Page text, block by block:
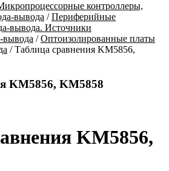
контроллеры,
вывода /Периферийные
вывода. Источники
вывода /Оптоизолированные платы
/ Таблица сравнения KM5856,
KM5856, KM5858
KM5856,